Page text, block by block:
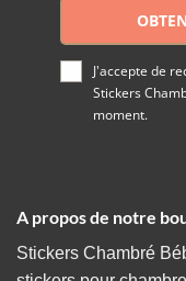
J'accepte de
Stickers
moment.
A propos de notre
Stickers Chambré